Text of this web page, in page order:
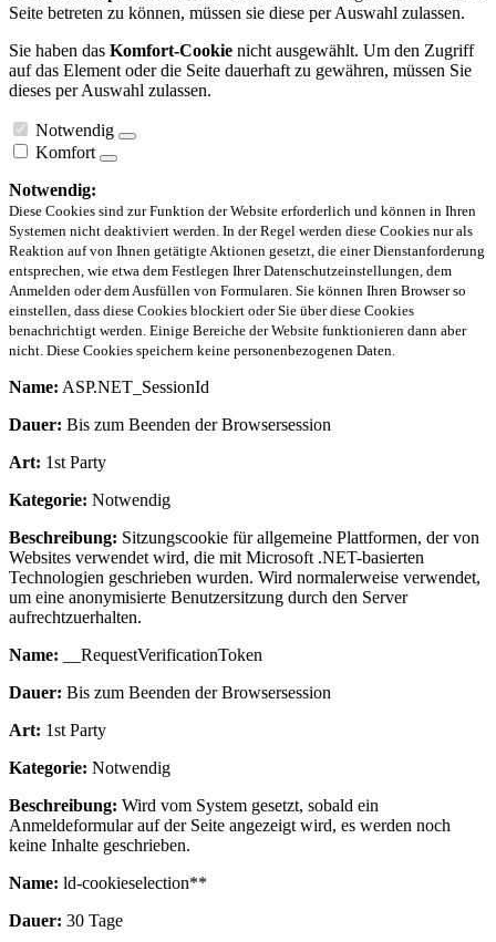
Seite betreten zu können, müssen sie diese per Auswahl zulassen.
Sie haben das Komfort-Cookie nicht ausgewählt. Um den Zugriff
auf das Element oder die Seite dauerhaft zu gewähren, müssen Sie
dieses per Auswahl zulassen.
Notwendig
Komfort
Notwendig:
Diese Cookies sind zur Funktion der Website erforderlich und können in Ihren
Systemen nicht deaktiviert werden. In der Regel werden diese Cookies nur als
Reaktion auf von Ihnen getätigte Aktionen gesetzt, die einer Dienstanforderung
entsprechen, wie etwa dem Festlegen Ihrer Datenschutzeinstellungen, dem
Anmelden oder dem Ausfüllen von Formularen. Sie können Ihren Browser so
einstellen, dass diese Cookies blockiert oder Sie über diese Cookies
benachrichtigt werden. Einige Bereiche der Website funktionieren dann aber
nicht. Diese Cookies speichern keine personenbezogenen Daten.
Name: ASP.NET_SessionId
Dauer: Bis zum Beenden der Browsersession
Art: 1st Party
Kategorie: Notwendig
Beschreibung: Sitzungscookie für allgemeine Plattformen, der von
Websites verwendet wird, die mit Microsoft .NET-basierten
Technologien geschrieben wurden. Wird normalerweise verwendet,
um eine anonymisierte Benutzersitzung durch den Server
aufrechtzuerhalten.
Name: __RequestVerificationToken
Dauer: Bis zum Beenden der Browsersession
Art: 1st Party
Kategorie: Notwendig
Beschreibung: Wird vom System gesetzt, sobald ein
Anmeldeformular auf der Seite angezeigt wird, es werden noch
keine Inhalte geschrieben.
Name: ld-cookieselection**
Dauer: 30 Tage